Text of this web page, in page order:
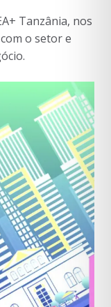
Tanzânia, nos
o setor e